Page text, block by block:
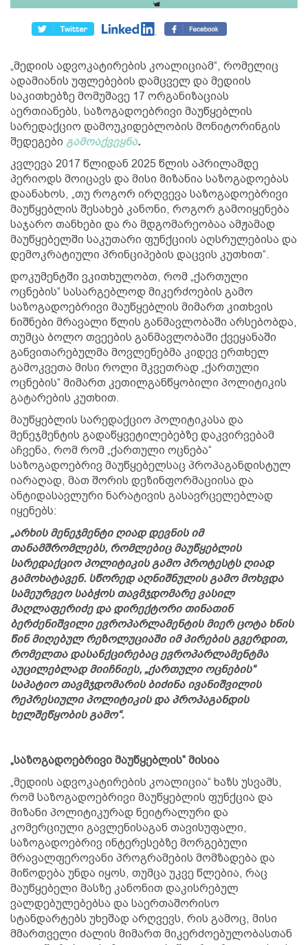
„მედიის ადვოკატირების კოალიციამ“, რომელიც
ადამიანის უფლებების დამცველ და მედიის
საკითხებზე მომუშავე 17 ორგანიზაციას
აერთიანებს, საზოგადოებრივი მაუწყებლის
სარედაქციო დამოუკიდებლობის მონიტორინგის
შედეგები გამოაქვეყნა.
კვლევა 2017 წლიდან 2025 წლის აპრილამდე
პერიოდს მოიცავს და მისი მიზანია საზოგადოებას
დაანახოს, „თუ როგორ ირღვევა საზოგადოებრივი
მაუწყებლის შესახებ კანონი, როგორ გამოიყენება
საჯარო თანხები და რა მდგომარეობაა ამჟამად
მაუწყებელში საკუთარი ფუნქციის აღსრულებისა და
დემოკრატიული პრინციპების დაცვის კუთხით“.
დოკუმენტში ვკითხულობთ, რომ „ქართული
ოცნების“ სასარგებლოდ მიკერძოების გამო
საზოგადოებრივი მაუწყებლის მიმართ კითხვის
ნიშნები მრავალი წლის განმავლობაში არსებობდა,
თუმცა ბოლო თვეების განმავლობაში ქვეყანაში
განვითარებულმა მოვლენებმა კიდევ ერთხელ
გამოკვეთა მისი როლი მკვეთრად „ქართული
ოცნების“ მიმართ კეთილგანწყობილი პოლიტიკის
გატარების კუთხით.
მაუწყებლის სარედაქციო პოლიტიკასა და
მენეჯმენტის გადაწყვეტილებებზე დაკვირვებამ
აჩვენა, რომ რომ „ქართული ოცნება“
საზოგადოებრივ მაუწყებელსაც პროპაგანდისტულ
იარაღად, მათ შორის დეზინფორმაციისა და
ანტიდასავლური ნარატივის გასავრცელებლად
იყენებს:
„არხის მენეჯმენტი ღიად დევნის იმ
თანამშრომლებს, რომლებიც მაუწყებლის
სარედაქციო პოლიტიკის გამო პროტესტს ღიად
გამოხატავენ. სწორედ აღნიშნულის გამო მოხვდა
სამეურვეო საბჭოს თავმჯდომარე ვასილ
მაღლაფერიძე და დირექტორი თინათინ
ბერძენიშვილი ევროპარლამენტის მიერ ცოტა ხნის
წინ მიღებულ რეზოლუციაში იმ პირების გვერდით,
რომელთა დასანქცირებაც ევროპარლამენტმა
აუცილებლად მიიჩნიეს, „ქართული ოცნების“
საპატიო თავმჯდომარის ბიძინა ივანიშვილის
რეპრესიული პოლიტიკის და პროპაგანდის
ხელშეწყობის გამო“.
„საზოგადოებრივი მაუწყებლის“ მისია
„მედიის ადვოკატირების კოალიცია“ ხაზს უსვამს,
რომ საზოგადოებრივი მაუწყებლის ფუნქცია და
მიზანი პოლიტიკურად ნეიტრალური და
კომერციული გავლენისაგან თავისუფალი,
საზოგადოებრივ ინტერესებზე მორგებული
მრავალფეროვანი პროგრამების მომზადება და
მიწოდება უნდა იყოს, თუმცა უკვე წლებია, რაც
მაუწყებელი მასზე კანონით დაკისრებულ
ვალდებულებებსა და საერთაშორისო
სტანდარტებს უხეშად არღვევს, რის გამოც, მისი
მმართველი ძალის მიმართ მიკერძოებულობასთან